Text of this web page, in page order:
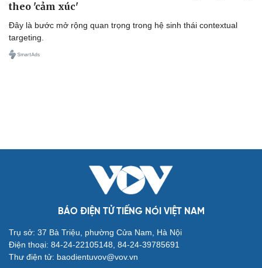
theo 'cảm xúc'
Đây là bước mở rộng quan trọng trong hệ sinh thái contextual
targeting.
BÁO ĐIỆN TỬ TIẾNG NÓI VIỆT NAM
Trụ sở: 37 Bà Triệu, phường Cửa Nam, Hà Nội
Điện thoại: 84-24-22105148, 84-24-39785691
Thư điện tử: baodientuvov@vov.vn